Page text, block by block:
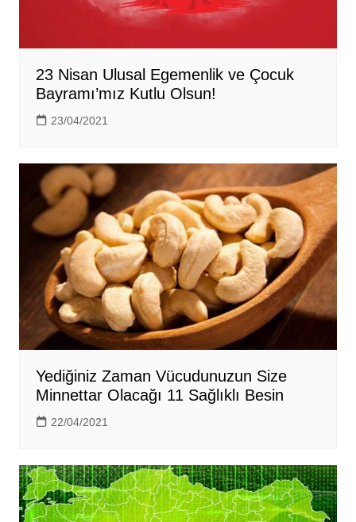
23 Nisan Ulusal Egemenlik ve Çocuk
Bayramı’mız Kutlu Olsun!
23/04/2021
Yediğiniz Zaman Vücudunuzun Size
Minnettar Olacağı 11 Sağlıklı Besin
22/04/2021